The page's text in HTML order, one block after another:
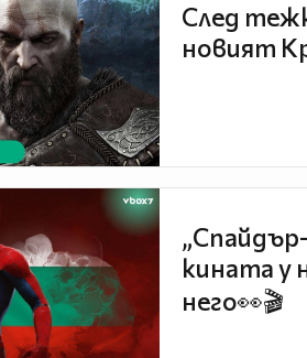
След
новият
кината у
него👀🎬